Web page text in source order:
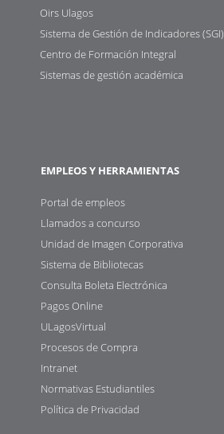
Oirs Ulagos
Sistema de Gestión de Indicadores (SGI)
Centro de Formación Integral
Sistemas de gestión académica
EMPLEOS Y HERRAMIENTAS
Portal de empleos
Llamados a concurso
Unidad de Imagen Corporativa
Sistema de Bibliotecas
Consulta Boleta Electrónica
Pagos Online
ULagosVirtual
Procesos de Compra
Intranet
Normativas Estudiantiles
Política de Privacidad